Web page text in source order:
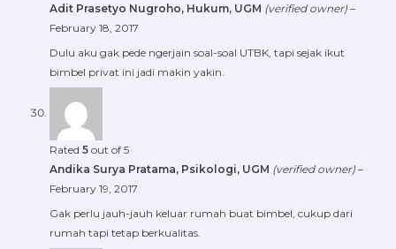
Adit Prasetyo Nugroho, Hukum, UGM (verified owner) –
February 18, 2017
Dulu aku gak pede ngerjain soal-soal UTBK, tapi sejak ikut
bimbel privat ini jadi makin yakin.
Rated 5 out of 5
Andika Surya Pratama, Psikologi, UGM (verified owner) –
February 19, 2017
Gak perlu jauh-jauh keluar rumah buat bimbel, cukup dari
rumah tapi tetap berkualitas.